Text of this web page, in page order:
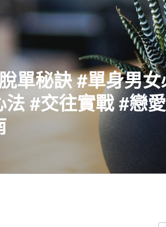
單秘訣 #單身男
#交往實戰 #戀